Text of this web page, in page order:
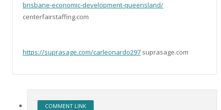
brisbane-economic-development-queensland/
centerfairstaffing.com
https://suprasage.com/carleonardo297 suprasage.com
COMMENT LINK